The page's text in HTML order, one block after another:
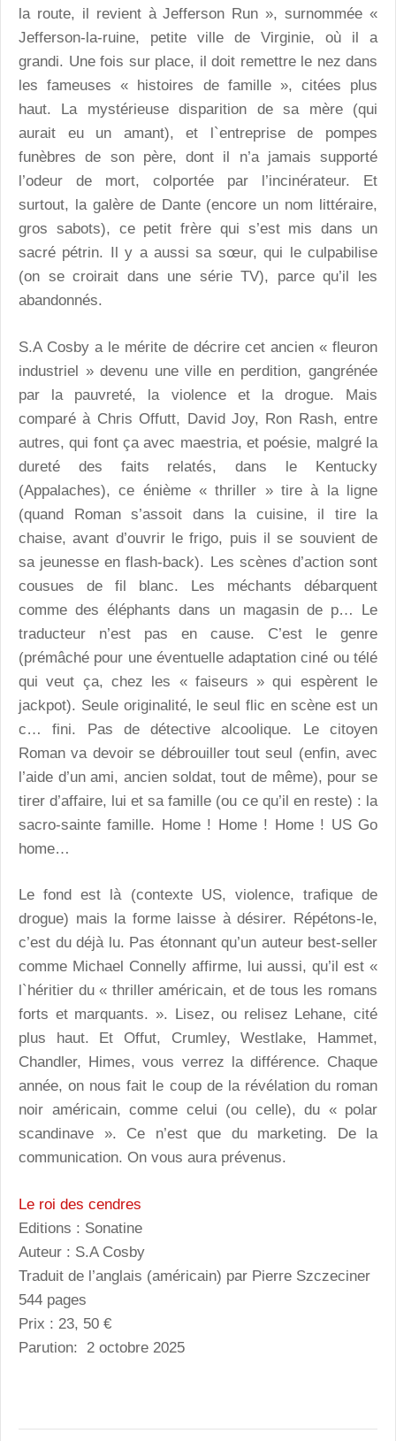
la route, il revient à Jefferson Run », surnommée «
Jefferson-la-ruine, petite ville de Virginie, où il a
grandi. Une fois sur place, il doit remettre le nez dans
les fameuses « histoires de famille », citées plus
haut. La mystérieuse disparition de sa mère (qui
aurait eu un amant), et l`entreprise de pompes
funèbres de son père, dont il n’a jamais supporté
l’odeur de mort, colportée par l’incinérateur. Et
surtout, la galère de Dante (encore un nom littéraire,
gros sabots), ce petit frère qui s’est mis dans un
sacré pétrin. Il y a aussi sa sœur, qui le culpabilise
(on se croirait dans une série TV), parce qu’il les
abandonnés.
S.A Cosby a le mérite de décrire cet ancien « fleuron
industriel » devenu une ville en perdition, gangrénée
par la pauvreté, la violence et la drogue. Mais
comparé à Chris Offutt, David Joy, Ron Rash, entre
autres, qui font ça avec maestria, et poésie, malgré la
dureté des faits relatés, dans le Kentucky
(Appalaches), ce énième « thriller » tire à la ligne
(quand Roman s’assoit dans la cuisine, il tire la
chaise, avant d’ouvrir le frigo, puis il se souvient de
sa jeunesse en flash-back). Les scènes d’action sont
cousues de fil blanc. Les méchants débarquent
comme des éléphants dans un magasin de p… Le
traducteur n’est pas en cause. C’est le genre
(prémâché pour une éventuelle adaptation ciné ou télé
qui veut ça, chez les « faiseurs » qui espèrent le
jackpot). Seule originalité, le seul flic en scène est un
c… fini. Pas de détective alcoolique. Le citoyen
Roman va devoir se débrouiller tout seul (enfin, avec
l’aide d’un ami, ancien soldat, tout de même), pour se
tirer d’affaire, lui et sa famille (ou ce qu’il en reste) : la
sacro-sainte famille. Home ! Home ! Home ! US Go
home…
Le fond est là (contexte US, violence, trafique de
drogue) mais la forme laisse à désirer. Répétons-le,
c’est du déjà lu. Pas étonnant qu’un auteur best-seller
comme Michael Connelly affirme, lui aussi, qu’il est «
l`héritier du « thriller américain, et de tous les romans
forts et marquants. ». Lisez, ou relisez Lehane, cité
plus haut. Et Offut, Crumley, Westlake, Hammet,
Chandler, Himes, vous verrez la différence. Chaque
année, on nous fait le coup de la révélation du roman
noir américain, comme celui (ou celle), du « polar
scandinave ». Ce n’est que du marketing. De la
communication. On vous aura prévenus.
Le roi des cendres
Editions : Sonatine
Auteur : S.A Cosby
Traduit de l’anglais (américain) par Pierre Szczeciner
544 pages
Prix : 23, 50 €
Parution: 2 octobre 2025